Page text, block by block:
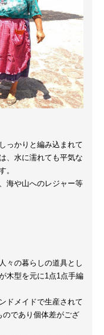
っかりと編み込まれて
、水に濡れても平気な
。
海や山へのレジャー等
々の暮らしの道具とし
木型を元に1点1点手編
ドメイドで生産されて
のであり個体差がござ